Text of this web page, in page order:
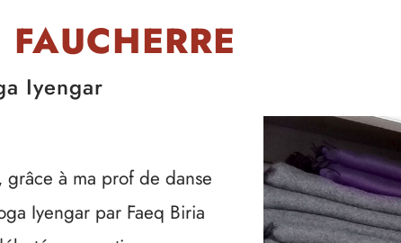
Iyengar
grâce à ma prof de danse
Iyengar par Faeq Biria